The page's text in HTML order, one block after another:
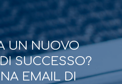
UN NUOVO
SUCCESSO?
EMAIL DI